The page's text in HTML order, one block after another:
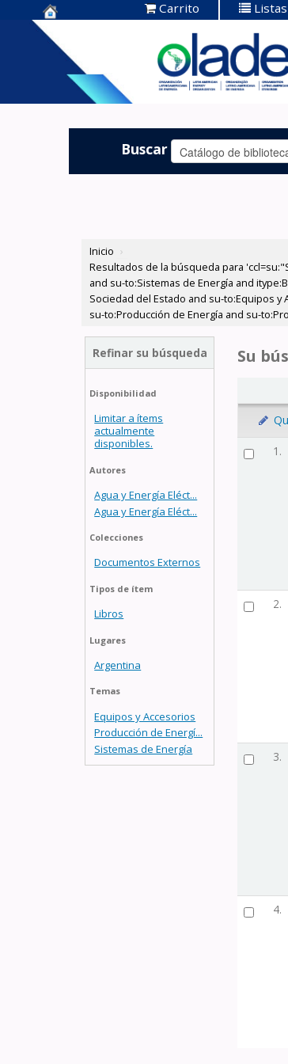
Centro de
Documentación
OLADE -
Carrito Listas
Buscar
Inicio ›
Resultados de la búsqueda para
and su-to:Sistemas de Energía and
Sociedad del Estado and su-to:Equipos y
su-to:Producción de Energía and su-
Refinar su búsqueda
Disponibilidad
Limitar a ítems
actualmente
disponibles.
Autores
Agua y Energía Eléct...
Agua y Energía Eléct...
Colecciones
Documentos Externos
Tipos de ítem
Libros
Lugares
Argentina
Temas
Equipos y Accesorios
Producción de Energí...
Sistemas de Energía
Su
1.
2.
3.
4.